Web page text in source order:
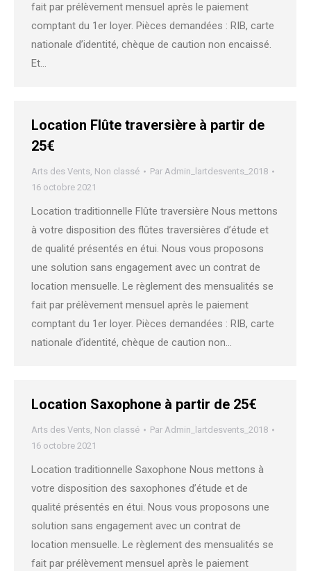
fait par prélèvement mensuel après le paiement
comptant du 1er loyer. Pièces demandées : RIB, carte
nationale d’identité, chèque de caution non encaissé.
Et…
Location Flûte traversière à partir de
25€
Arts des Vents, Non classé Par Admin_lartdesvents_2018
16 octobre 2021
Location traditionnelle Flûte traversière Nous mettons
à votre disposition des flûtes traversières d’étude et
de qualité présentés en étui. Nous vous proposons
une solution sans engagement avec un contrat de
location mensuelle. Le règlement des mensualités se
fait par prélèvement mensuel après le paiement
comptant du 1er loyer. Pièces demandées : RIB, carte
nationale d’identité, chèque de caution non…
Location Saxophone à partir de 25€
Arts des Vents, Non classé Par Admin_lartdesvents_2018
16 octobre 2021
Location traditionnelle Saxophone Nous mettons à
votre disposition des saxophones d’étude et de
qualité présentés en étui. Nous vous proposons une
solution sans engagement avec un contrat de
location mensuelle. Le règlement des mensualités se
fait par prélèvement mensuel après le paiement